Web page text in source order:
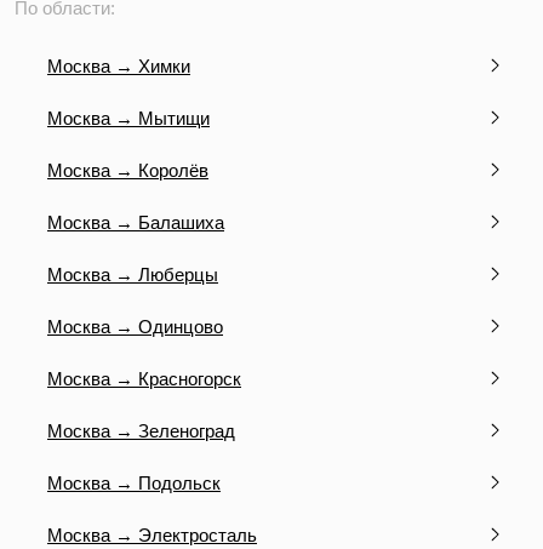
По области:
Москва → Химки
Москва → Мытищи
Москва → Королёв
Москва → Балашиха
Москва → Люберцы
Москва → Одинцово
Москва → Красногорск
Москва → Зеленоград
Москва → Подольск
Москва → Электросталь